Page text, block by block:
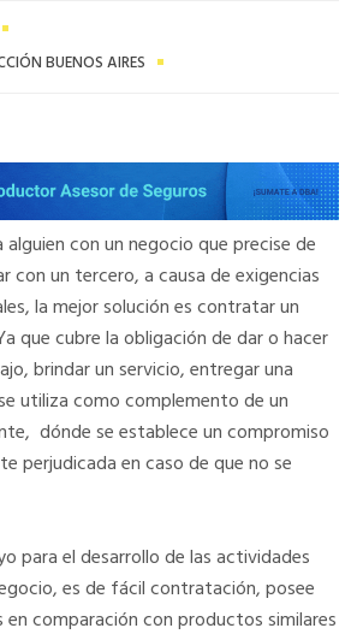
BUENOS AIRES
con un negocio que precise de
con un tercero, a causa de exigencias
la mejor solución es contratar un
que cubre la obligación de dar o hacer
brindar un servicio, entregar una
utiliza como complemento de un
dónde se establece un compromiso
perjudicada en caso de que no se
para el desarrollo de las actividades
es de fácil contratación, posee
comparación con productos similares